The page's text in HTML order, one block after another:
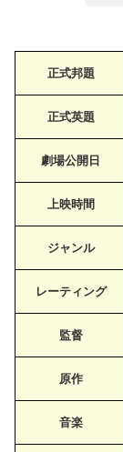
正式邦題
正式英題
劇場公開日
上映時間
ジャンル
レーティング
監督
原作
音楽